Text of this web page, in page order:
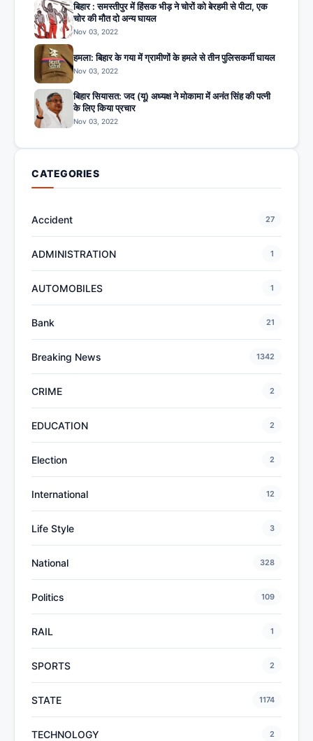
बिहार : समस्तीपुर में हिंसक भीड़ ने चोरों को बेरहमी से पीटा, एक
चोर की मौत दो अन्य घायल
Nov 03, 2022
हमला: बिहार के गया में ग्रामीणों के हमले से तीन पुलिसकर्मी घायल
Nov 03, 2022
बिहार सियासत: जद (यू) अध्यक्ष ने मोकामा में अनंत सिंह की पत्नी
के लिए किया प्रचार
Nov 03, 2022
CATEGORIES
Accident 27
ADMINISTRATION 1
AUTOMOBILES 1
Bank 21
Breaking News 1342
CRIME 2
EDUCATION 2
Election 2
International 12
Life Style 3
National 328
Politics 109
RAIL 1
SPORTS 2
STATE 1174
TECHNOLOGY 2